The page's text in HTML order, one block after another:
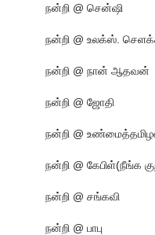
நன்றி @ சென்ஷி
நன்றி @ உலக்ஸ்.
நன்றி @ நான் ஆதவன்
நன்றி @ ஜோதி
நன்றி @
நன்றி @ கேபிள்(நீங்க
நன்றி @ சங்கவி
நன்றி @ பாபு